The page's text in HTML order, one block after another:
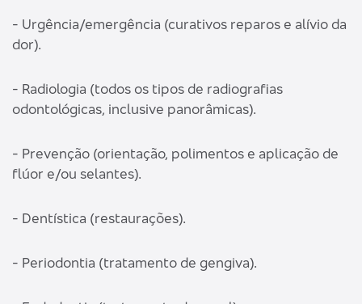
- Urgência/emergência (curativos reparos e alívio da
dor).
- Radiologia (todos os tipos de radiografias
odontológicas, inclusive panorâmicas).
- Prevenção (orientação, polimentos e aplicação de
flúor e/ou selantes).
- Dentística (restaurações).
- Periodontia (tratamento de gengiva).